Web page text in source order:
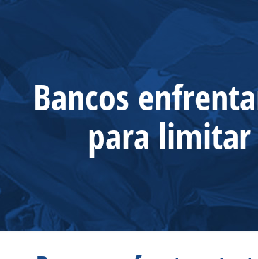
Bancos
para limitar